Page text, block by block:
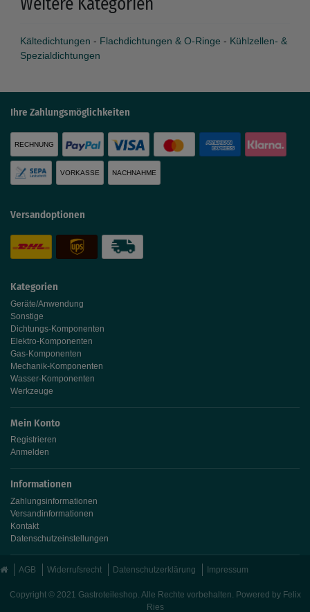
Kältedichtungen - Flachdichtungen & O-Ringe - Kühlzellen- &
Spezialdichtungen
Kategorien
Geräte/Anwendung
Sonstige
Dichtungs-Komponenten
Elektro-Komponenten
Gas-Komponenten
Mechanik-Komponenten
Wasser-Komponenten
Werkzeuge
Mein Konto
Registrieren
Anmelden
Informationen
Zahlungsinformationen
Versandinformationen
Kontakt
Datenschutzeinstellungen
Ihre Zahlungsmöglichkeiten
RECHNUNG
VORKASSE NACHNAHME
Versandoptionen
AGB Widerrufsrecht Datenschutzerklärung Impressum
Copyright © 2021 Gastroteileshop. Alle Rechte vorbehalten. Powered by Felix
Ries